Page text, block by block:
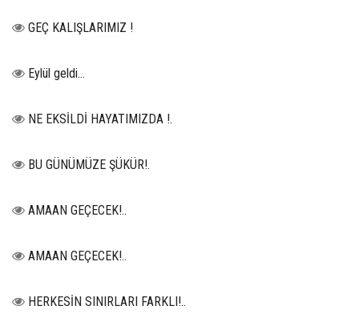
GEÇ KALIŞLARIMIZ !
Eylül geldi…
NE EKSİLDİ HAYATIMIZDA !.
BU GÜNÜMÜZE ŞÜKÜR!.
AMAAN GEÇECEK!..
AMAAN GEÇECEK!..
HERKESİN SINIRLARI FARKLI!..